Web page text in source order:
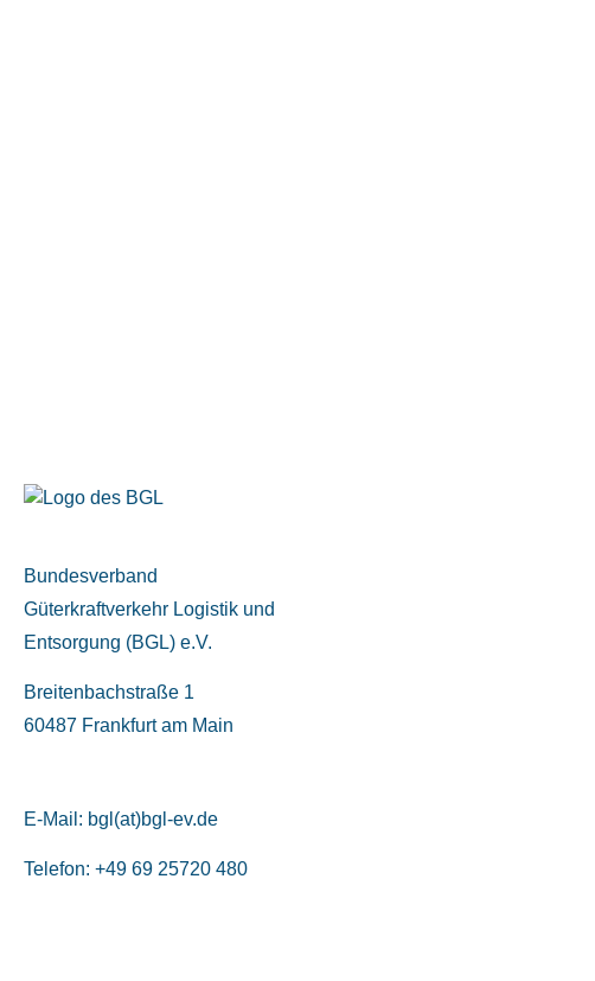
Bundesverband
Güterkraftverkehr Logistik und
Entsorgung (BGL) e.V.
Breitenbachstraße 1
60487 Frankfurt am Main
E-Mail: bgl(at)bgl-ev.de
Telefon: +49 69 25720 480